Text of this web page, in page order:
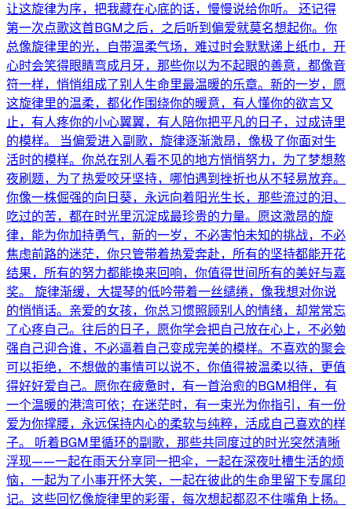
让这旋律为序，把我藏在心底的话，慢慢说给你听。 还记得
第一次点歌这首BGM之后，之后听到偏爱就莫名想起你。你
总像旋律里的光，自带温柔气场，难过时会默默递上纸巾，开
心时会笑得眼睛弯成月牙，那些你以为不起眼的善意，都像音
符一样，悄悄组成了别人生命里最温暖的乐章。新的一岁，愿
这旋律里的温柔，都化作围绕你的暖意，有人懂你的欲言又
止，有人疼你的小心翼翼，有人陪你把平凡的日子，过成诗里
的模样。 当偏爱进入副歌，旋律逐渐激昂，像极了你面对生
活时的模样。你总在别人看不见的地方悄悄努力，为了梦想熬
夜刷题，为了热爱咬牙坚持，哪怕遇到挫折也从不轻易放弃。
你像一株倔强的向日葵，永远向着阳光生长，那些流过的泪、
吃过的苦，都在时光里沉淀成最珍贵的力量。愿这激昂的旋
律，能为你加持勇气，新的一岁，不必害怕未知的挑战，不必
焦虑前路的迷茫，你只管带着热爱奔赴，所有的坚持都能开花
结果，所有的努力都能换来回响，你值得世间所有的美好与嘉
奖。 旋律渐缓，大提琴的低吟带着一丝缱绻，像我想对你说
的悄悄话。亲爱的女孩，你总习惯照顾别人的情绪，却常常忘
了心疼自己。往后的日子，愿你学会把自己放在心上，不必勉
强自己迎合谁，不必逼着自己变成完美的模样。不喜欢的聚会
可以拒绝，不想做的事情可以说不，你值得被温柔以待，更值
得好好爱自己。愿你在疲惫时，有一首治愈的BGM相伴，有
一个温暖的港湾可依；在迷茫时，有一束光为你指引，有一份
爱为你撑腰，永远保持内心的柔软与纯粹，活成自己喜欢的样
子。 听着BGM里循环的副歌，那些共同度过的时光突然清晰
浮现——一起在雨天分享同一把伞，一起在深夜吐槽生活的烦
恼，一起为了小事开怀大笑，一起在彼此的生命里留下专属印
记。这些回忆像旋律里的彩蛋，每次想起都忍不住嘴角上扬。